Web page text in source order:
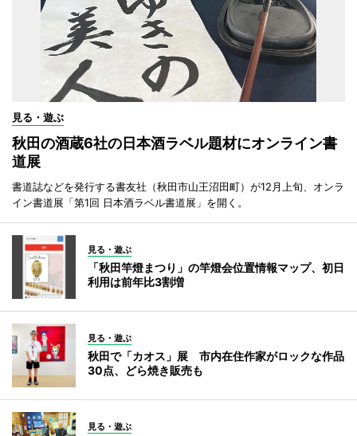
見る・遊ぶ
秋田の酒蔵6社の日本酒ラベル題材にオンライン書
道展
書道誌などを発行する書友社（秋田市山王沼田町）が12月上旬、オンラ
イン書道展「第1回 日本酒ラベル書道展」を開く。
見る・遊ぶ
「秋田竿燈まつり」の竿燈会位置情報マップ、初日
利用は前年比3割増
見る・遊ぶ
秋田で「カオス」展 市内在住作家がロックな作品
30点、どら焼き販売も
見る・遊ぶ